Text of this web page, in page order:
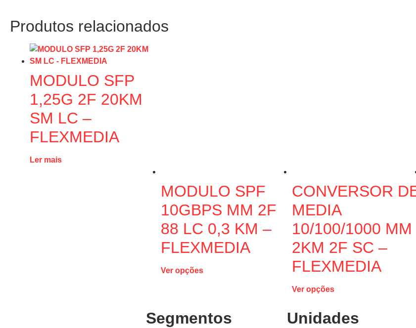
Produtos relacionados
MODULO SFP
1,25G 2F 20KM
SM LC –
FLEXMEDIA
Ler mais
MODULO SPF
10GBPS MM 2F
88 LC 0,3 KM –
FLEXMEDIA
Ver opções
CONVERSOR
MEDIA
10/100/1000 MM
2KM 2F SC –
FLEXMEDIA
Ver opções
Segmentos
Unidades